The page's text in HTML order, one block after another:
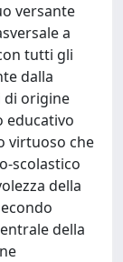
versante
a
tutti gli
dalla
di origine
educativo
virtuoso che
scolastico
della
della